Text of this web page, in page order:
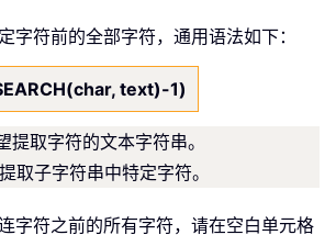
字符前的全部字符，通用语法如下：
text)-1)
提取字符的文本字符串。
取子字符串中特定字符。
字符之前的所有字符，请在空白单元格